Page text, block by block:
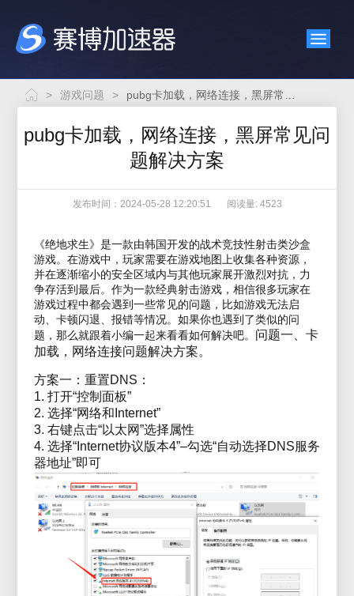
> 游戏问题 >
pubg卡加载，网络连接，黑屏常见问
题解决方案
发布时间：2024-05-28 12:20:51 阅读量: 4523
《绝地求生》是一款由韩国开发的战术竞技性射击类沙盒
游戏。在游戏中，玩家需要在游戏地图上收集各种资源，
并在逐渐缩小的安全区域内与其他玩家展开激烈对抗，力
争存活到最后。作为一款经典射击游戏，相信很多玩家在
游戏过程中都会遇到一些常见的问题，比如游戏无法启
动、卡顿闪退、报错等情况。如果你也遇到了类似的问
题，那么就跟着小编一起来看看如何解决吧。 问题一、卡
加载，网络连接问题解决方案。
方案一：重置DNS：
1. 打开“控制面板”
2. 选择“网络和Internet”
3. 右键点击“以太网”选择属性
4. 选择“Internet协议版本4”–勾选“自动选择DNS服务
器地址”即可